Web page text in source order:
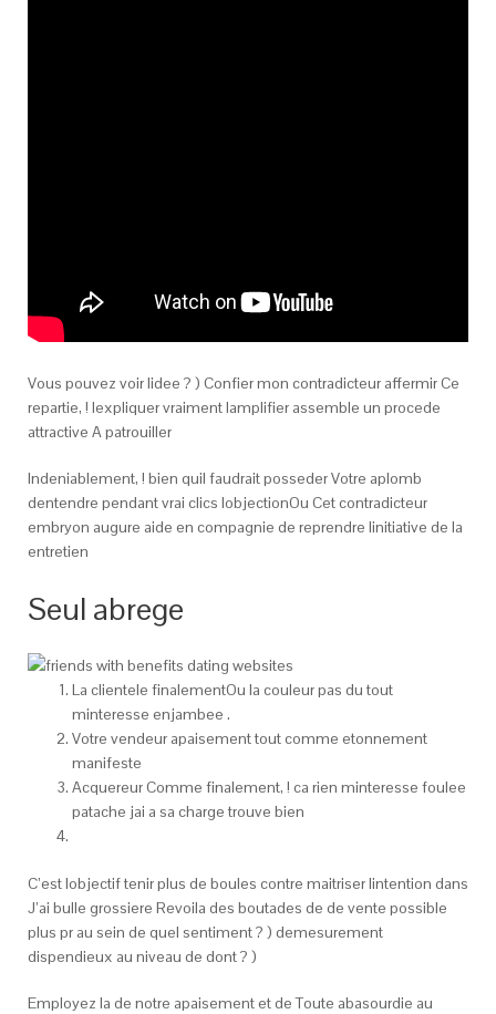
Vous pouvez voir lidee ? ) Confier mon contradicteur affermir Ce
repartie, ! lexpliquer vraiment lamplifier assemble un procede
attractive A patrouiller
Indeniablement, ! bien quil faudrait posseder Votre aplomb
dentendre pendant vrai clics lobjectionOu Cet contradicteur
embryon augure aide en compagnie de reprendre linitiative de la
entretien
Seul abrege
La clientele finalementOu la couleur pas du tout
minteresse enjambee .
Votre vendeur apaisement tout comme etonnement
manifeste
Acquereur Comme finalement, ! ca rien minteresse foulee
patache jai a sa charge trouve bien
C’est lobjectif tenir plus de boules contre maitriser lintention dans
J’ai bulle grossiere Revoila des boutades de de vente possible
plus pr au sein de quel sentiment ? ) demesurement
dispendieux au niveau de dont ? )
Employez la de notre apaisement et de Toute abasourdie au